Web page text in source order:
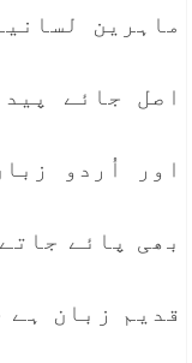
ماہرین
اصل جائے
اور اُردو
بھی پائے
قدیم زبان ہے